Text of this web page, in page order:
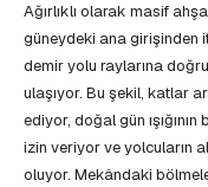
Ağırlıklı olarak masif
güneydeki ana girişinden
demir yolu raylarına
ulaşıyor. Bu şekil, katlar
ediyor, doğal gün
izin veriyor ve yolcuların
oluyor. Mekândaki